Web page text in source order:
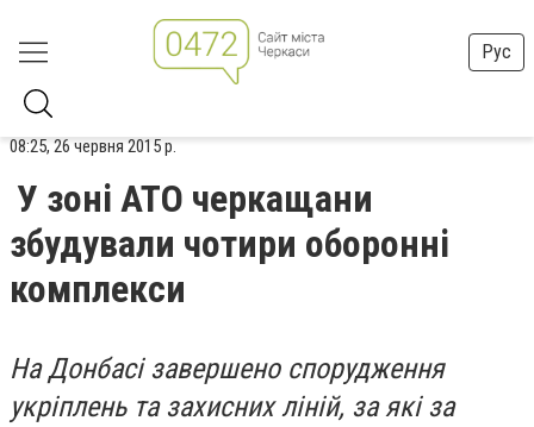
Рус
08:25, 26 червня 2015 р.
У зоні АТО черкащани
збудували чотири оборонні
комплекси
На Донбасі завершено спорудження
укріплень та захисних ліній, за які за